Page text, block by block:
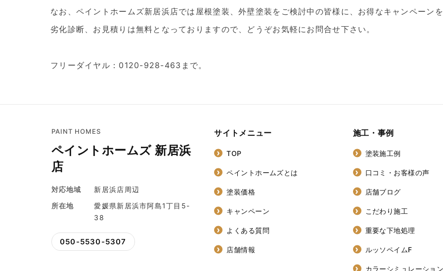
なお、ペイントホームズ新居浜店では屋根塗装、外壁塗装をご検討中の皆様に、お得なキャンペーン
劣化診断、お見積りは無料となっておりますので、どうぞお気軽にお問合せ下さい。
フリーダイヤル：0120-928-463まで。
PAINT HOMES
ペイントホームズ 新居浜
店
対応地域
新居浜店周辺
所在地
愛媛県新居浜市阿島1丁目5-
38
050-5530-5307
サイトメニュー
TOP
ペイントホームズとは
塗装価格
キャンペーン
よくある質問
店舗情報
施工・事例
塗装施工例
口コミ・お客様の声
店舗ブログ
こだわり施工
重要な下地処理
ルッソペイムF
カラーシミュレーション